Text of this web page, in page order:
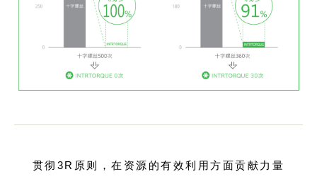
贯彻3R原则，在资源的有效利用方面贡献力量